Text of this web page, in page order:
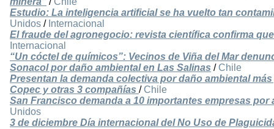
Estudio: La inteligencia artificial se ha vuelto tan
Unidos / Internacional
El fraude del agronegocio: revista científica confirma
Internacional
“Un cóctel de químicos”: Vecinos de Viña del Mar
Sonacol por daño ambiental en Las Salinas / Chile
Presentan la demanda colectiva por daño ambiental
Copec y otras 3 compañías / Chile
San Francisco demanda a 10 importantes empresas
Unidos
3 de diciembre Día internacional del No Uso de